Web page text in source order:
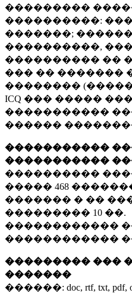
���������
����������:
�������;
����������,
���������� ��
��� �� �������
��������
ICQ ��� �����
�����������
������
�����������
�����������
����������
����� 468
������� � ��
��������� 10 ��.
������������
������������
��������� ���
�������
������: doc, rtf, txt, pdf,